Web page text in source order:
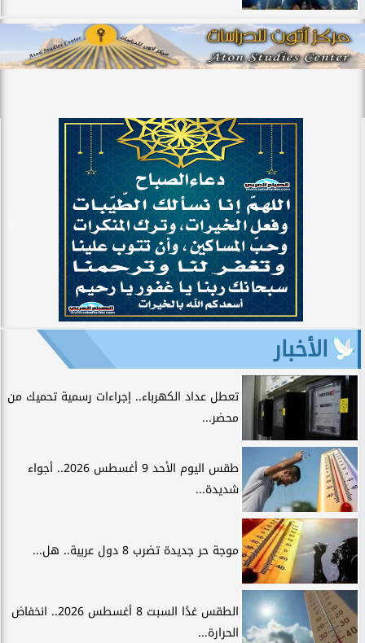
الأخبار
تعطل عداد الكهرباء.. إجراءات رسمية تحميك من
محضر...
طقس اليوم الأحد 9 أغسطس 2026.. أجواء
شديدة...
موجة حر جديدة تضرب 8 دول عربية.. هل...
الطقس غدًا السبت 8 أغسطس 2026.. انخفاض
الحرارة...